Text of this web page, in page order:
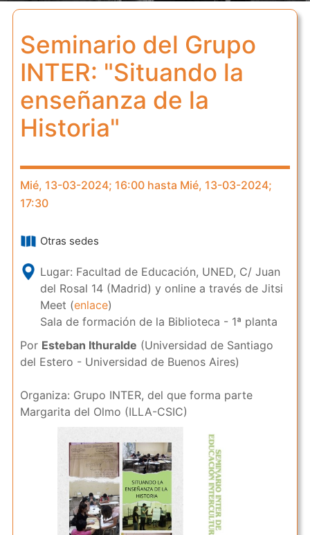
Seminario del Grupo
INTER: "Situando la
enseñanza de la
Historia"
Mié, 13-03-2024; 16:00 hasta Mié, 13-03-2024;
17:30
Otras sedes
Lugar: Facultad de Educación, UNED, C/ Juan
del Rosal 14 (Madrid) y online a través de Jitsi
Meet (enlace)
Sala de formación de la Biblioteca - 1ª planta
Por Esteban Ithuralde (Universidad de Santiago
del Estero - Universidad de Buenos Aires)
Organiza: Grupo INTER, del que forma parte
Margarita del Olmo (ILLA-CSIC)